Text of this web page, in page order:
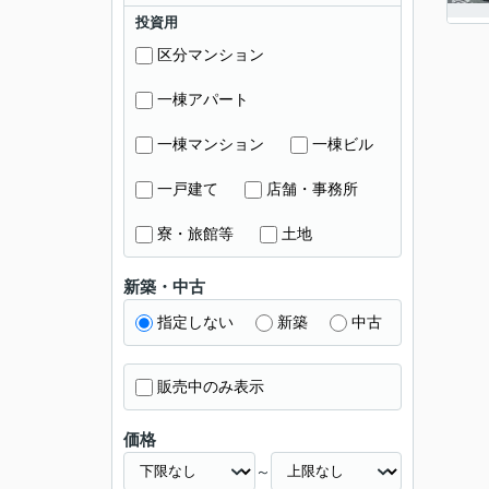
投資用
区分マンション
一棟アパート
一棟マンション 一棟ビル
一戸建て 店舗・事務所
寮・旅館等 土地
新築・中古
指定しない 新築 中古
販売中のみ表示
価格
～